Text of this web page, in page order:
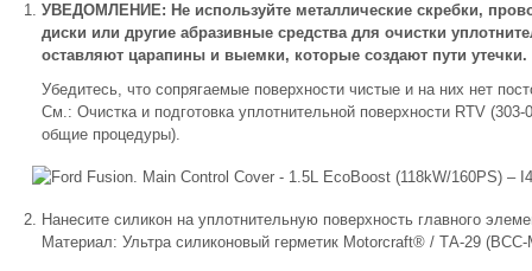
УВЕДОМЛЕНИЕ: Не используйте металлические скребки,
диски или другие абразивные средства для очистки
оставляют царапины и выемки, которые создают пути утечки.
Убедитесь, что сопрягаемые поверхности чистые и на них нет
См.: Очистка и подготовка уплотнительной поверхности RTV
общие процедуры).
Нанесите силикон на уплотнительную поверхность главного
Материал: Ультра силиконовый герметик Motorcraft® / ТА-29 (ВСС-